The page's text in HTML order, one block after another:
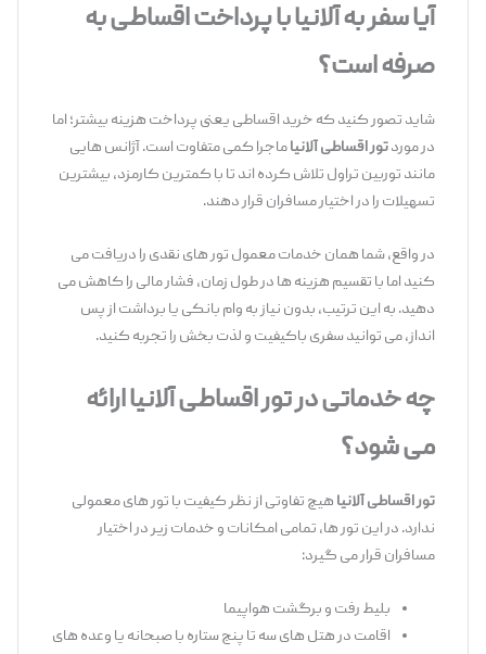
آیا سفر به آلانیا با پرداخت اقساطی به
‌صرفه است؟
شاید تصور کنید که خرید اقساطی یعنی پرداخت هزینه بیشتر؛ اما
در موردتور اقساطی آلانیاماجرا کمی متفاوت است. آژانس ‌هایی
مانند توربین تراول تلاش کرده ‌اند تا با کمترین کارمزد، بیشترین
تسهیلات را در اختیار مسافران قرار دهند.
در واقع، شما همان خدمات معمول تور های نقدی را دریافت می‌
کنید اما با تقسیم هزینه‌ ها در طول زمان، فشار مالی را کاهش می‌
دهید. به این ترتیب، بدون نیاز به وام بانکی یا برداشت از پس
‌انداز، می ‌توانید سفری باکیفیت و لذت ‌بخش را تجربه کنید.
چه خدماتی در تور اقساطی آلانیا ارائه
می‌ شود؟
تور اقساطی آلانیاهیچ تفاوتی از نظر کیفیت با تور های معمولی
ندارد. در این تور ها، تمامی امکانات و خدمات زیر در اختیار
مسافران قرار می ‌گیرد:
بلیط رفت و برگشت هواپیما
اقامت در هتل ‌های سه تا پنج ستاره با صبحانه یا وعده‌ های